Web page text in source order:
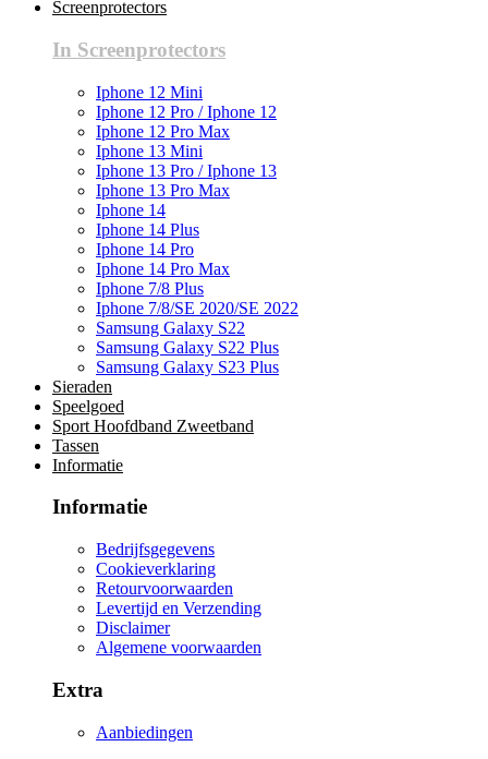
Screenprotectors
In Screenprotectors
Iphone 12 Mini
Iphone 12 Pro / Iphone 12
Iphone 12 Pro Max
Iphone 13 Mini
Iphone 13 Pro / Iphone 13
Iphone 13 Pro Max
Iphone 14
Iphone 14 Plus
Iphone 14 Pro
Iphone 14 Pro Max
Iphone 7/8 Plus
Iphone 7/8/SE 2020/SE 2022
Samsung Galaxy S22
Samsung Galaxy S22 Plus
Samsung Galaxy S23 Plus
Sieraden
Speelgoed
Sport Hoofdband Zweetband
Tassen
Informatie
Informatie
Bedrijfsgegevens
Cookieverklaring
Retourvoorwaarden
Levertijd en Verzending
Disclaimer
Algemene voorwaarden
Extra
Aanbiedingen